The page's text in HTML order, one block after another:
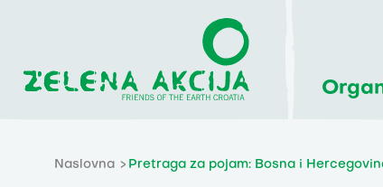
Naslovna Pretraga za pojam: Bosna i